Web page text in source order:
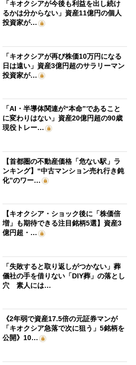
「キオクシアが今後も利益を出し続け
るかは分からない」資産11億円の個人
投資家が…
「キオクシアが再び株価10万円になる
日は遠い」資産3億円超のサラリーマン
投資家が…
「AI・半導体関連が“本命”であること
に変わりはない」資産20億円超の90歳
現役トレー…
【首都圏の不動産価格「危ない駅」ラ
ンキング】“中古マンション売れ行き鈍
化”のワー…
【キオクシア・ショック後に「株価倍
増」も期待できる注目銘柄5選】資産3
億円超・…
「失敗すると取り返しがつかない」葬
儀社の手を借りない「DIY葬」の落とし
穴 素人には…
《2年弱で資産17.5倍の元証券マンが
「キオクシア急落で次に狙う」5銘柄を
公開》10…